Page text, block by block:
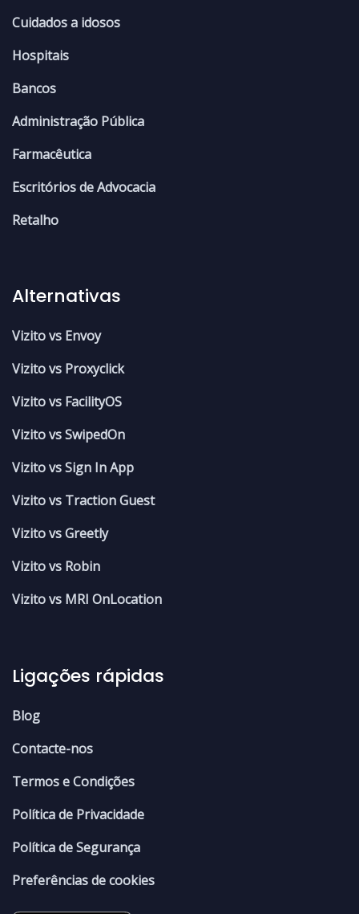
Cuidados a idosos
Hospitais
Bancos
Administração Pública
Farmacêutica
Escritórios de Advocacia
Retalho
Alternativas
Vizito vs Envoy
Vizito vs Proxyclick
Vizito vs FacilityOS
Vizito vs SwipedOn
Vizito vs Sign In App
Vizito vs Traction Guest
Vizito vs Greetly
Vizito vs Robin
Vizito vs MRI OnLocation
Ligações rápidas
Blog
Contacte-nos
Termos e Condições
Política de Privacidade
Política de Segurança
Preferências de cookies